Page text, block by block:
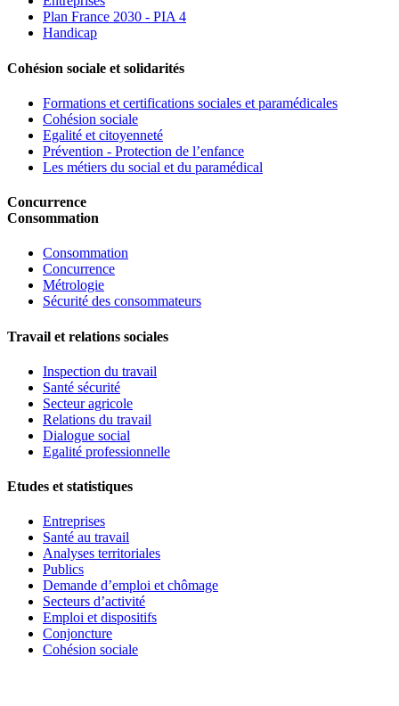
Plan France 2030 - PIA 4
Handicap
Cohésion sociale et solidarités
Formations et certifications sociales et paramédicales
Cohésion sociale
Egalité et citoyenneté
Prévention - Protection de l’enfance
Les métiers du social et du paramédical
Concurrence
Consommation
Consommation
Concurrence
Métrologie
Sécurité des consommateurs
Travail et relations sociales
Inspection du travail
Santé sécurité
Secteur agricole
Relations du travail
Dialogue social
Egalité professionnelle
Etudes et statistiques
Entreprises
Santé au travail
Analyses territoriales
Publics
Demande d’emploi et chômage
Secteurs d’activité
Emploi et dispositifs
Conjoncture
Cohésion sociale